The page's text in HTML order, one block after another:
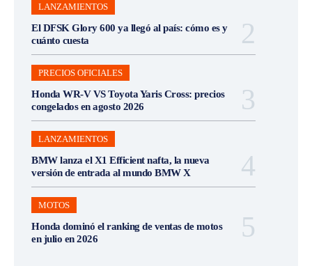
LANZAMIENTOS
El DFSK Glory 600 ya llegó al país: cómo es y
cuánto cuesta
PRECIOS OFICIALES
Honda WR-V VS Toyota Yaris Cross: precios
congelados en agosto 2026
LANZAMIENTOS
BMW lanza el X1 Efficient nafta, la nueva
versión de entrada al mundo BMW X
MOTOS
Honda dominó el ranking de ventas de motos
en julio en 2026